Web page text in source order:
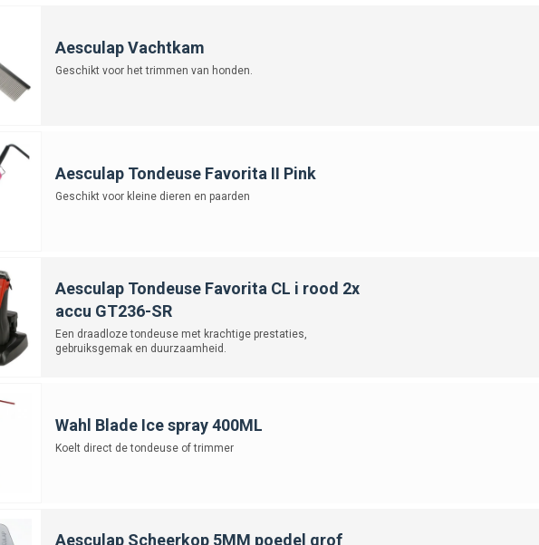
Aesculap Vachtkam
Geschikt voor het trimmen van honden.
Aesculap Tondeuse Favorita II Pink
Geschikt voor kleine dieren en paarden
Aesculap Tondeuse Favorita CL i rood 2x
accu GT236-SR
Een draadloze tondeuse met krachtige prestaties,
gebruiksgemak en duurzaamheid.
Wahl Blade Ice spray 400ML
Koelt direct de tondeuse of trimmer
Aesculap Scheerkop 5MM poedel grof